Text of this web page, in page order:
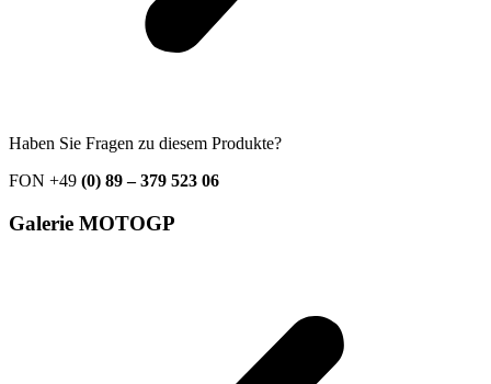
Haben Sie Fragen zu diesem Produkte?
FON +49 (0) 89 – 379 523 06
Galerie MOTOGP